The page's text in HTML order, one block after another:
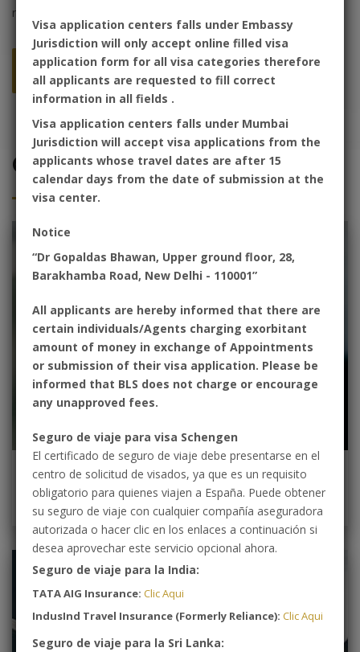
Visa application centers falls under Embassy
Jurisdiction will only accept online filled visa
application form for all visa categories therefore
all applicants are requested to fill correct
information in all fields .
Visa application centers falls under Mumbai
Jurisdiction will accept visa applications from the
applicants whose travel dates are after 15
calendar days from the date of submission at the
visa center.
Notice
“Dr Gopaldas Bhawan, Upper ground floor, 28,
Barakhamba Road, New Delhi - 110001”
All applicants are hereby informed that there are
certain individuals/Agents charging exorbitant
amount of money in exchange of Appointments
or submission of their visa application. Please be
informed that BLS does not charge or encourage
any unapproved fees.
Seguro de viaje para visa Schengen
El certificado de seguro de viaje debe presentarse en el
centro de solicitud de visados, ya que es un requisito
obligatorio para quienes viajen a España. Puede obtener
su seguro de viaje con cualquier compañía aseguradora
autorizada o hacer clic en los enlaces a continuación si
desea aprovechar este servicio opcional ahora.
Seguro de viaje para la India:
TATA AIG Insurance: Clic Aqui
IndusInd Travel Insurance (Formerly Reliance): Clic Aqui
Seguro de viaje para la Sri Lanka:
rechazada debido a errores administrativos.
Sobre Nosotros
Cómo aplicar
Conozca su tipo de visa